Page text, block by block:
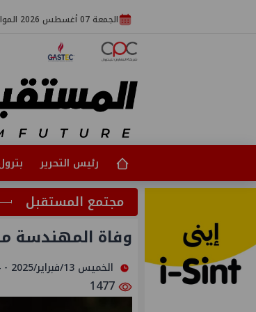
الجمعة 07 أغسطس 2026 الموافق 24 صفر 1448
رئيس التحرير
مجتمع المستقبل
وفاة المهندسة
الخميس 13/فبراير/2025 - 02:34 م